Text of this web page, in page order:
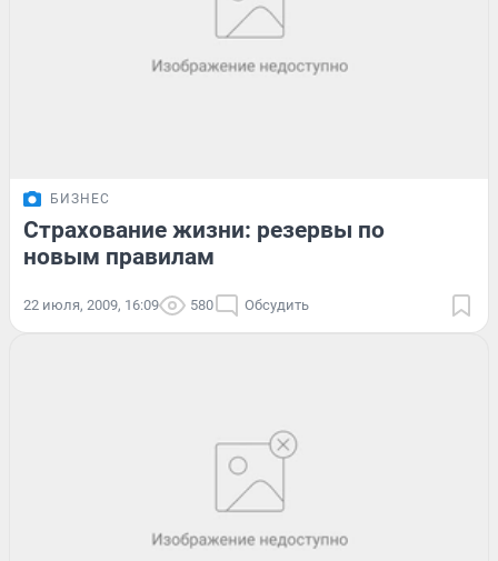
БИЗНЕС
Страхование жизни: резервы по
новым правилам
22 июля, 2009, 16:09 580 Обсудить